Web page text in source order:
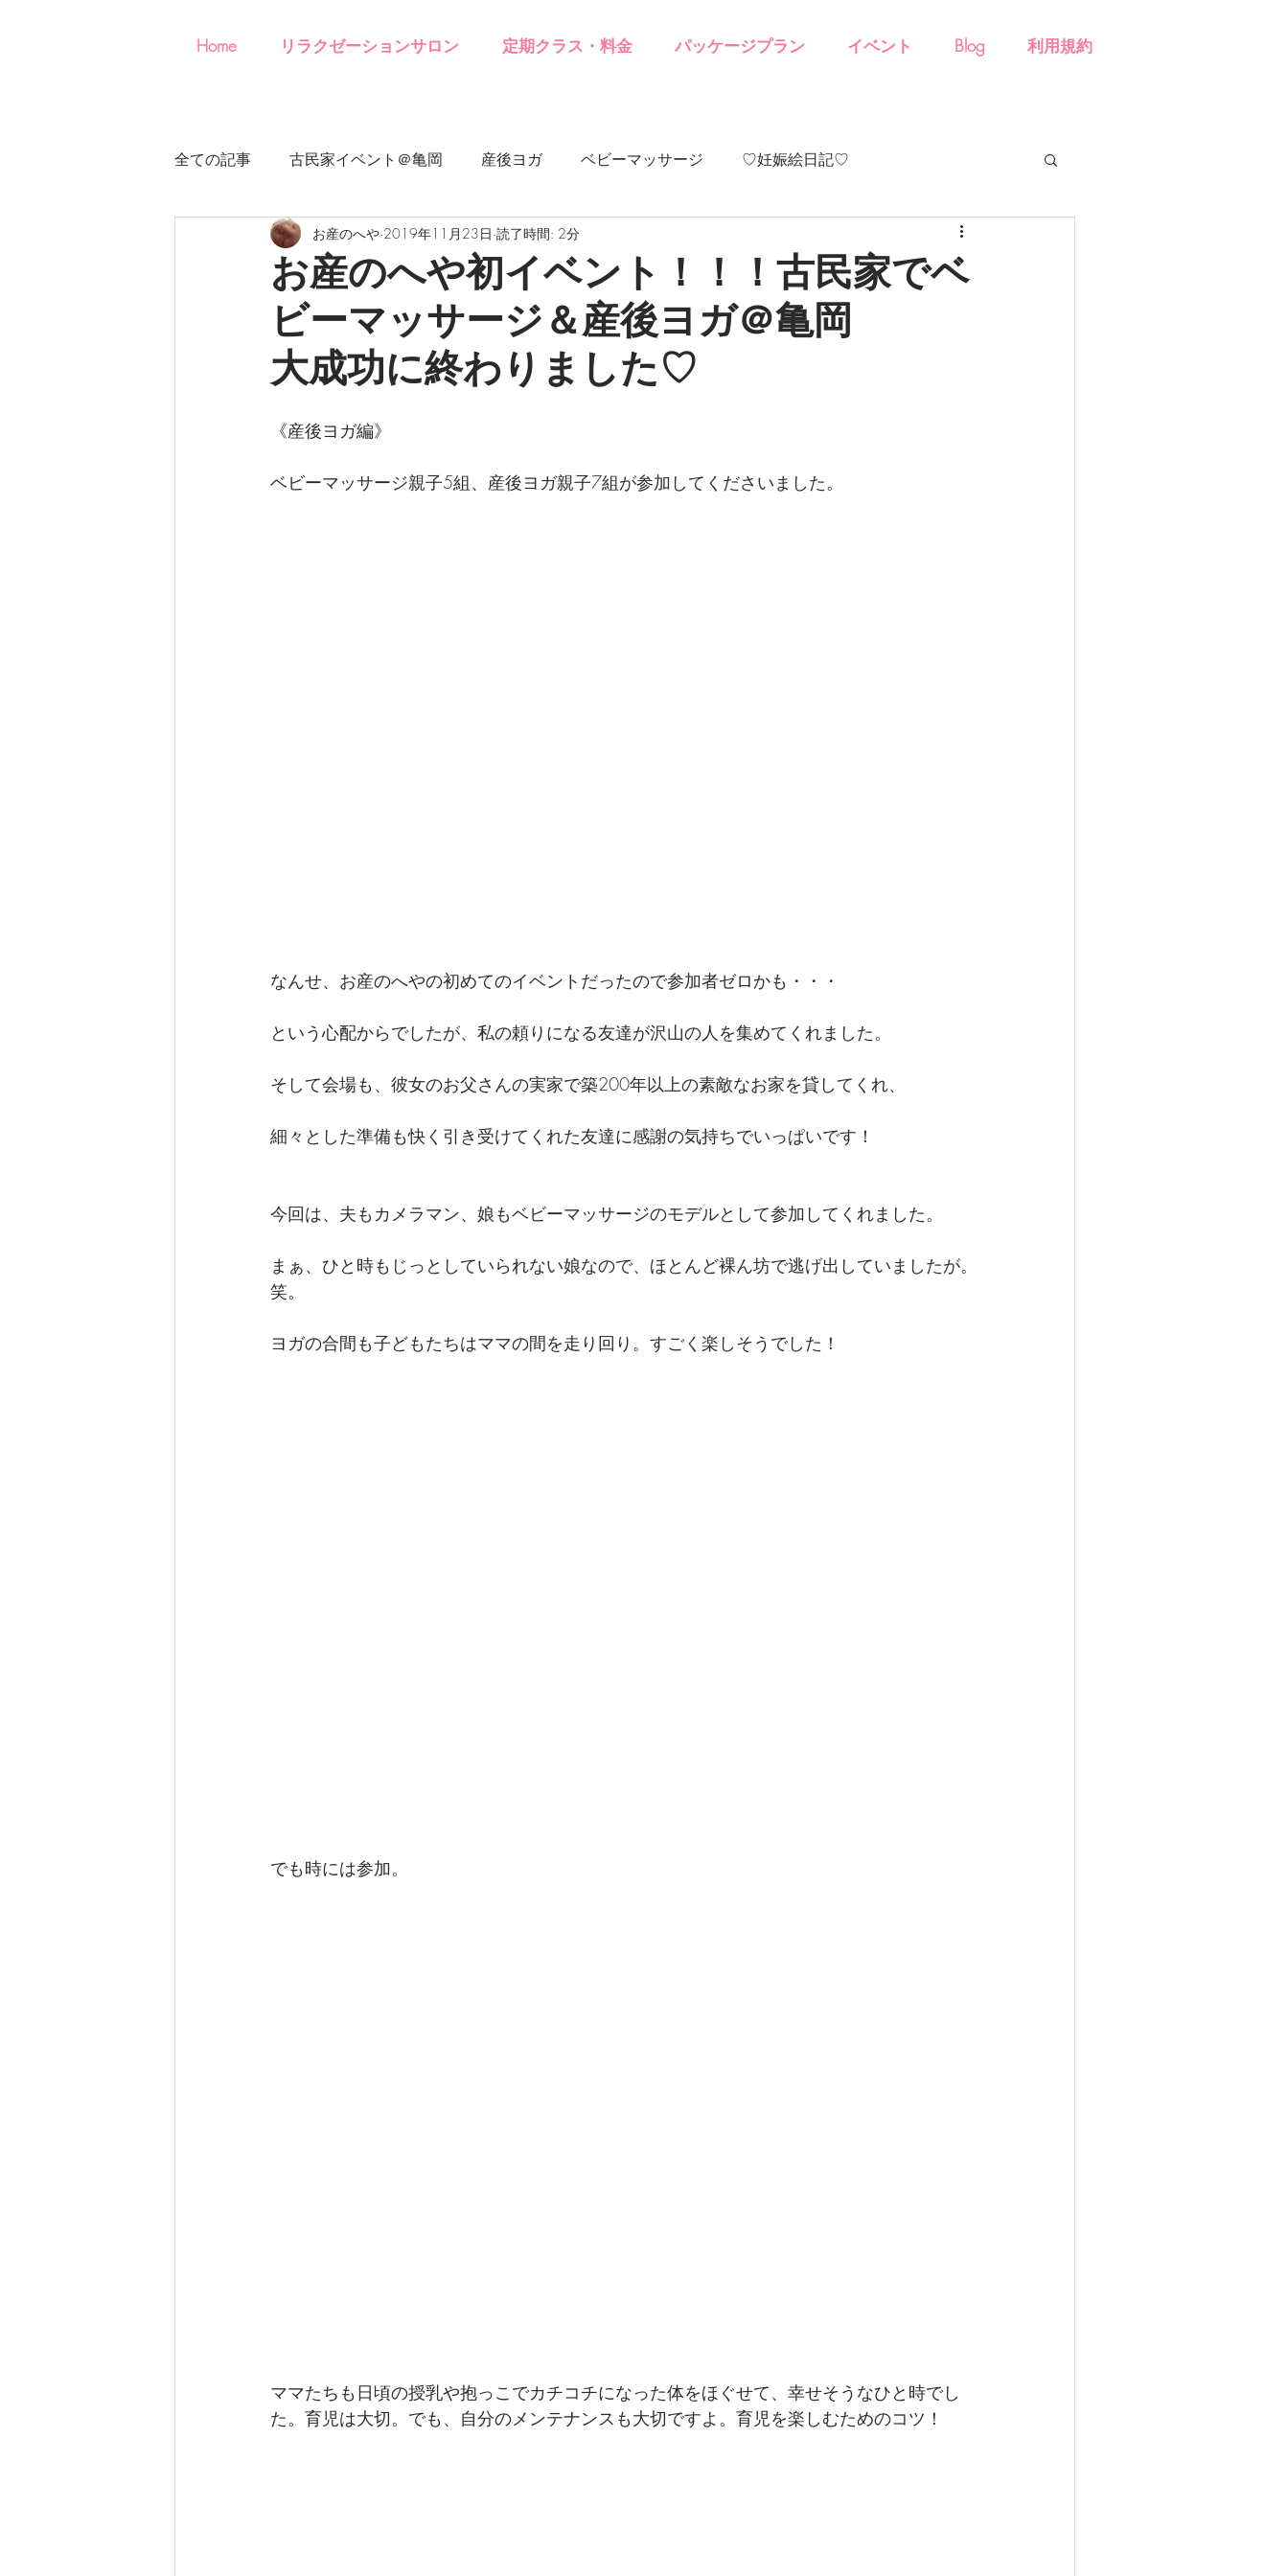
Home リラクゼーションサロン 定期クラス・料金 パッケージプラン イベント Blog 利用規約
全ての記事 古民家イベント＠亀岡 産後ヨガ ベビーマッサージ ♡妊娠絵日記♡
お産のへや初イベント！！！古民家でベ
ビーマッサージ＆産後ヨガ＠亀岡
大成功に終わりました♡
お産のへや 2019年11月23日 読了時間: 2分
《産後ヨガ編》
ベビーマッサージ親子5組、産後ヨガ親子7組が参加してくださいました。
なんせ、お産のへやの初めてのイベントだったので参加者ゼロかも・・・
という心配からでしたが、私の頼りになる友達が沢山の人を集めてくれました。
そして会場も、彼女のお父さんの実家で築200年以上の素敵なお家を貸してくれ、
細々とした準備も快く引き受けてくれた友達に感謝の気持ちでいっぱいです！
今回は、夫もカメラマン、娘もベビーマッサージのモデルとして参加してくれました。
まぁ、ひと時もじっとしていられない娘なので、ほとんど裸ん坊で逃げ出していましたが。
笑。
ヨガの合間も子どもたちはママの間を走り回り。すごく楽しそうでした！
でも時には参加。
ママたちも日頃の授乳や抱っこでカチコチになった体をほぐせて、幸せそうなひと時でし
た。育児は大切。でも、自分のメンテナンスも大切ですよ。育児を楽しむためのコツ！